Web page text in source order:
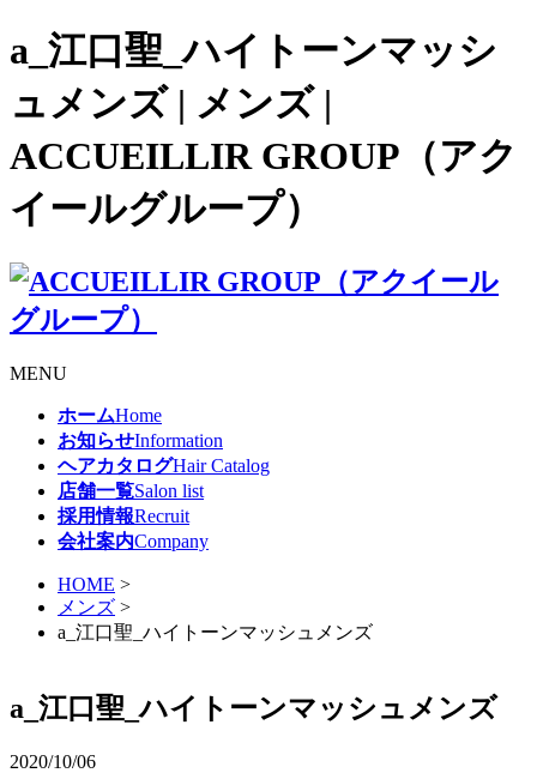
a_江口聖_ハイトーンマッシ
ュメンズ | メンズ |
ACCUEILLIR GROUP（アク
イールグループ）
MENU
ホームHome
お知らせInformation
ヘアカタログHair Catalog
店舗一覧Salon list
採用情報Recruit
会社案内Company
HOME >
メンズ >
a_江口聖_ハイトーンマッシュメンズ
a_江口聖_ハイトーンマッシュメンズ
2020/10/06